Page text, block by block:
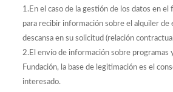
1.En el caso de la gestión de los datos en
para recibir información sobre el alquiler de
descansa en su solicitud (relación
2.El envío de información sobre programas
Fundación, la base de legitimación es el
interesado.